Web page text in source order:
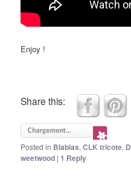
Enjoy !
Share this:
Posted in Blablas,CLK tricote,
weetwood | 1 Reply